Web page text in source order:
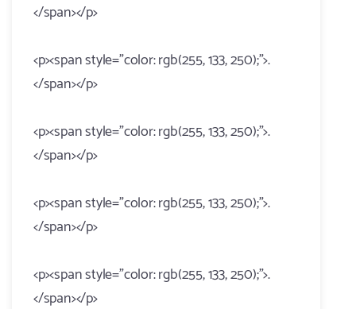
</span></p>
<p><span style="color: rgb(255, 133, 250);">.
</span></p>
<p><span style="color: rgb(255, 133, 250);">.
</span></p>
<p><span style="color: rgb(255, 133, 250);">.
</span></p>
<p><span style="color: rgb(255, 133, 250);">.
</span></p>